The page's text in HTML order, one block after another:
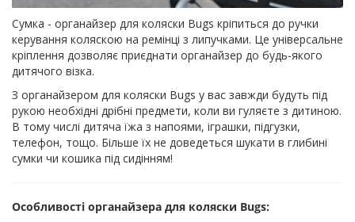
Сумка - органайзер для коляски Bugs кріпиться до ручки
керування коляскою на ремінці з липучками. Це універсальне
кріплення дозволяє приєднати органайзер до будь-якого
дитячого візка.
З органайзером для коляски Bugs у вас завжди будуть під
рукою необхідні дрібні предмети, коли ви гуляєте з дитиною.
В тому числі дитяча їжа з напоями, іграшки, підгузки,
телефон, тощо. Більше їх не доведеться шукати в глибині
сумки чи кошика під сидінням!
Особливості органайзера для коляски Bugs: